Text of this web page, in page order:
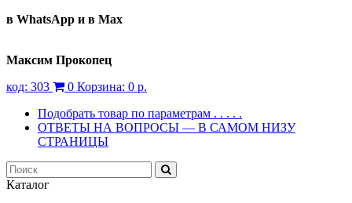
в WhatsApp и в Max
Максим Прокопец
код: 303 0 Корзина: 0 р.
Подобрать товар по параметрам . . . . .
ОТВЕТЫ НА ВОПРОСЫ — В САМОМ НИЗУ
СТРАНИЦЫ
Каталог